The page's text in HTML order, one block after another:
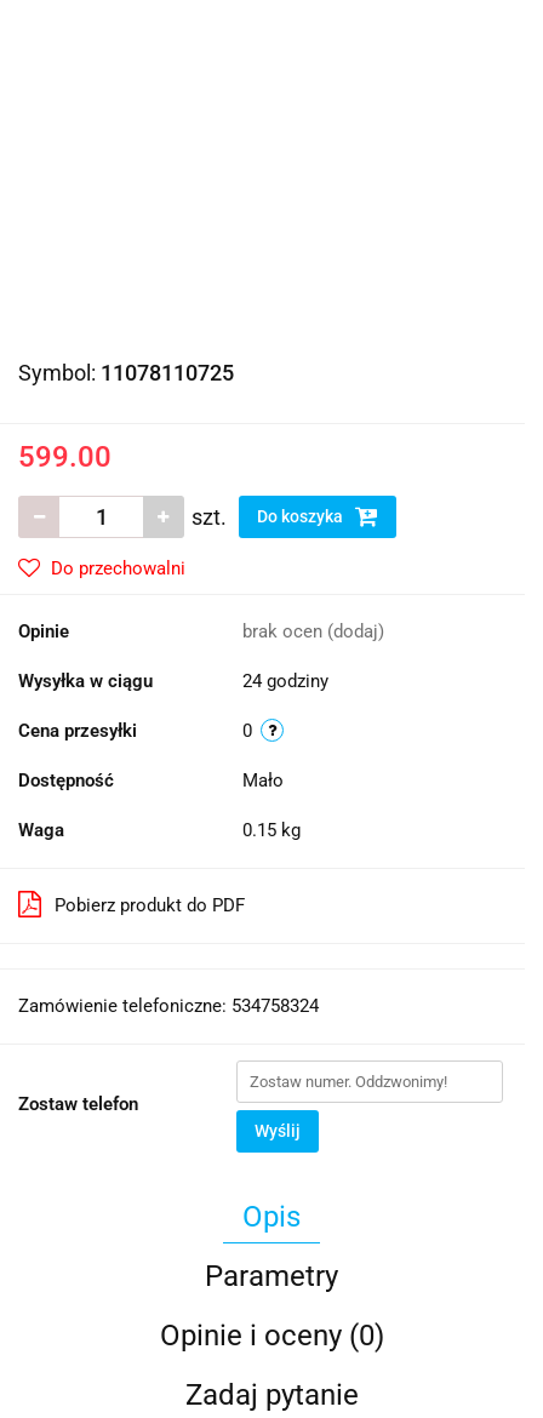
Symbol: 11078110725
599.00
szt. Do koszyka
Do przechowalni
Opinie brak ocen (dodaj)
Wysyłka w ciągu 24 godziny
Cena przesyłki 0
Dostępność Mało
Waga 0.15 kg
Pobierz produkt do PDF
Zamówienie telefoniczne: 534758324
Zostaw telefon
Wyślij
Opis
Parametry
Opinie i oceny (0)
Zadaj pytanie